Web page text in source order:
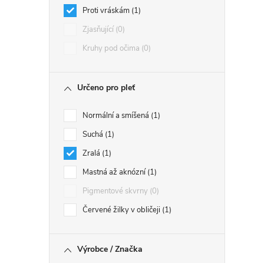
Proti vráskám 1
Zjasňující 0
Kruhy pod očima 0
Určeno pro pleť
Normální a smíšená 1
Suchá 1
Zralá 1
Mastná až aknózní 1
Pigmentové skvrny 0
Červené žilky v obličeji 1
Výrobce / Značka